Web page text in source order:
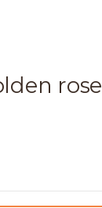
rose